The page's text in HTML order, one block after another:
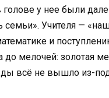
у нее были
Учителя —
и
мелочей: золотая
всё не вышло из-